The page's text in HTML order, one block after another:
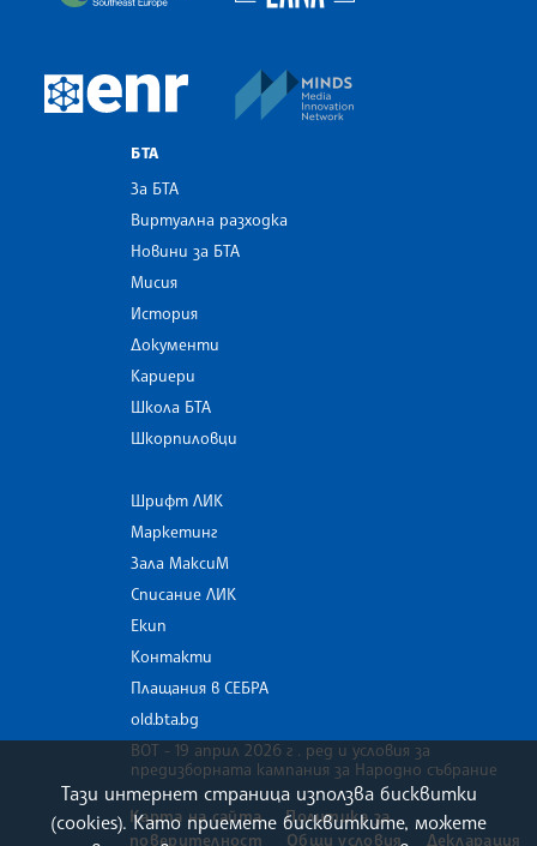
European Newsroom
БТА
За БТА
Виртуална разходка
Новини за БТА
Мисия
История
Документи
Кариери
Школа БТА
Шкорпиловци
Шрифт ЛИК
Маркетинг
Зала МаксиМ
Списание ЛИК
Екип
Контакти
Плащания в СЕБРА
old.bta.bg
ВОТ - 19 април 2026 г . ред и условия за
предизборната кампания за Народно събрание
Карта на сайта
Политика за
поверителност
Общи условия Декларация
Тази интернет страница използва бисквитки
(cookies). Като приемете бисквитките, можете